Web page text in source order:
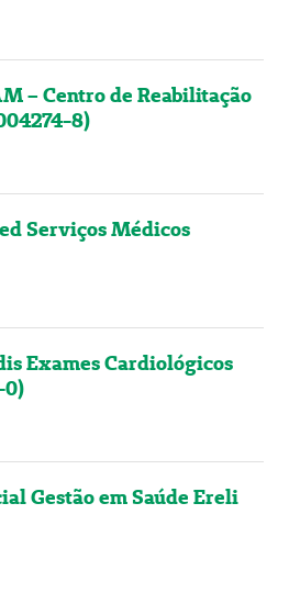
– Centro de Reabilitação
8)
Serviços Médicos
Exames Cardiológicos
0)
Gestão em Saúde Ereli